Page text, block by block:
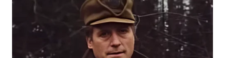
INDRAMAYU
WN